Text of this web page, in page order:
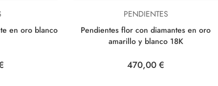
en oro blanco
PENDIENTES
Pendientes flor con diamantes en oro
amarillo y blanco 18K
470,00 €